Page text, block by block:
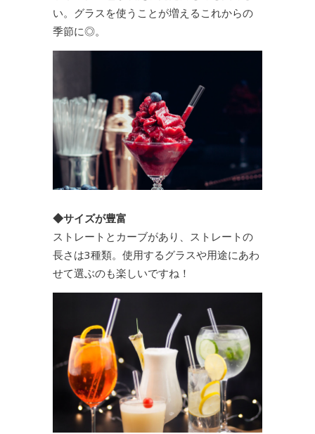
い。グラスを使うことが増えるこれからの
季節に◎。
◆サイズが豊富
ストレートとカーブがあり、ストレートの
長さは3種類。使用するグラスや用途にあわ
せて選ぶのも楽しいですね！